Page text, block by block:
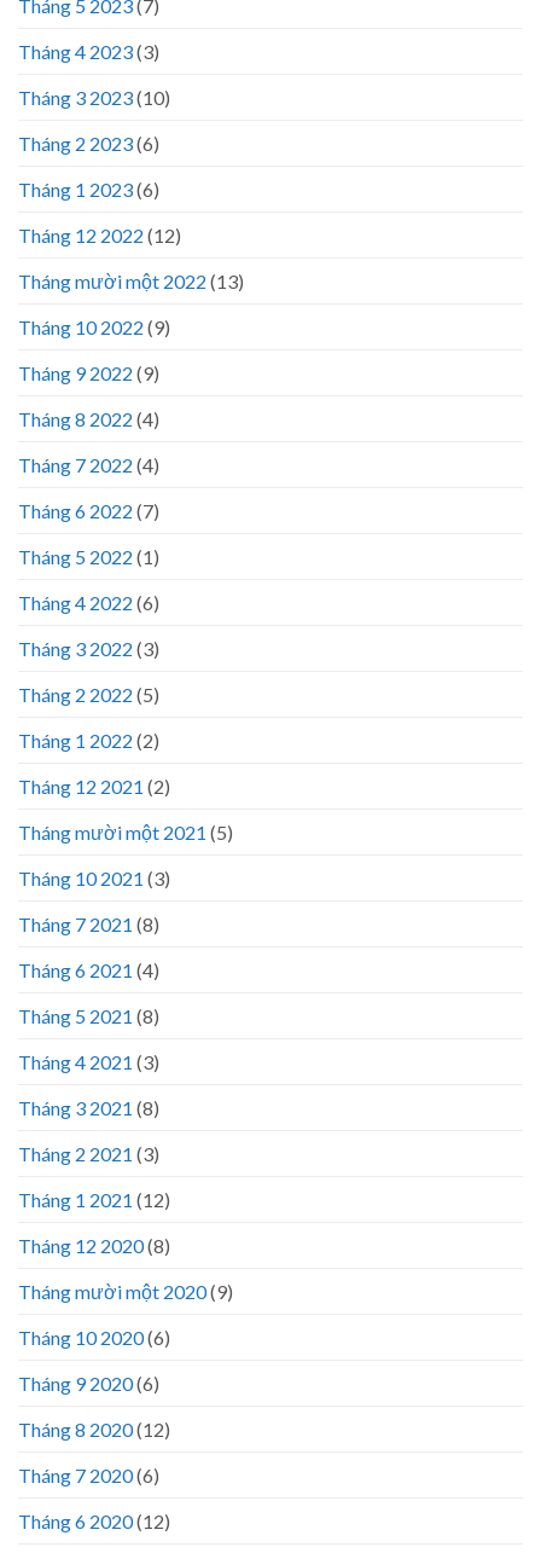
Tháng 5 2023(7)
Tháng 4 2023(3)
Tháng 3 2023(10)
Tháng 2 2023(6)
Tháng 1 2023(6)
Tháng 12 2022 (12)
Tháng mười một 2022 (13)
Tháng 10 2022 (9)
Tháng 9 2022 (9)
Tháng 8 2022 (4)
Tháng 7 2022 (4)
Tháng 6 2022 (7)
Tháng 5 2022 (1)
Tháng 4 2022 (6)
Tháng 3 2022 (3)
Tháng 2 2022 (5)
Tháng 1 2022 (2)
Tháng 12 2021 (2)
Tháng mười một 2021 (5)
Tháng 10 2021 (3)
Tháng 7 2021 (8)
Tháng 6 2021 (4)
Tháng 5 2021 (8)
Tháng 4 2021 (3)
Tháng 3 2021 (8)
Tháng 2 2021 (3)
Tháng 1 2021 (12)
Tháng 12 2020(8)
Tháng mười một 2020(9)
Tháng 10 2020(6)
Tháng 9 2020(6)
Tháng 8 2020(12)
Tháng 7 2020(6)
Tháng 6 2020(12)